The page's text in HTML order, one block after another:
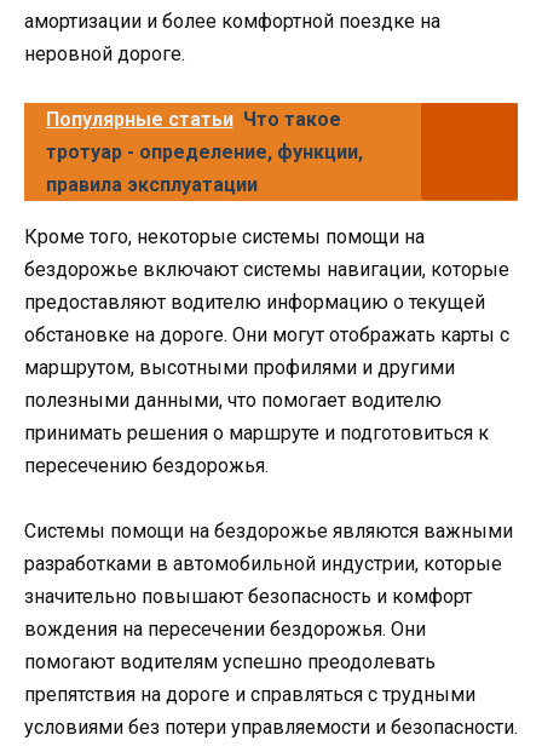
амортизации и более комфортной поездке на
неровной дороге.
Популярные статьи Что такое
тротуар - определение, функции,
правила эксплуатации
Кроме того, некоторые системы помощи на
бездорожье включают системы навигации, которые
предоставляют водителю информацию о текущей
обстановке на дороге. Они могут отображать карты с
маршрутом, высотными профилями и другими
полезными данными, что помогает водителю
принимать решения о маршруте и подготовиться к
пересечению бездорожья.
Системы помощи на бездорожье являются важными
разработками в автомобильной индустрии, которые
значительно повышают безопасность и комфорт
вождения на пересечении бездорожья. Они
помогают водителям успешно преодолевать
препятствия на дороге и справляться с трудными
условиями без потери управляемости и безопасности.